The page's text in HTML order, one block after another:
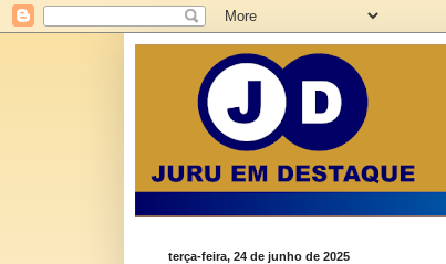
terça-feira, 24 de junho de 2025